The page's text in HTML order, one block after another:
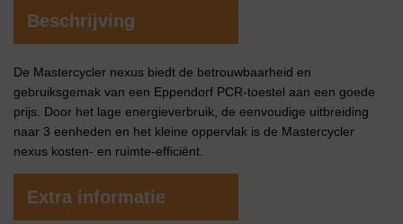
Beschrijving
De Mastercycler nexus biedt de betrouwbaarheid en
gebruiksgemak van een Eppendorf PCR-toestel aan een goede
prijs. Door het lage energieverbruik, de eenvoudige uitbreiding
naar 3 eenheden en het kleine oppervlak is de Mastercycler
nexus kosten- en ruimte-efficiënt.
Extra informatie